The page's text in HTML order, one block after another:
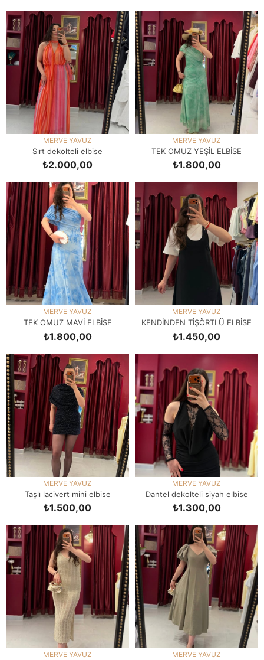
SEPETE EKLE SEPETE EKLE
MERVE YAVUZ
Sırt dekolteli elbise
₺2.000,00
SEPETE EKLE
MERVE YAVUZ
TEK OMUZ YEŞİL ELBİSE
₺1.800,00
SEPETE EKLE
MERVE YAVUZ
TEK OMUZ MAVİ ELBİSE
₺1.800,00
SEPETE EKLE
MERVE YAVUZ
KENDİNDEN TİŞÖRTLÜ ELBİSE
₺1.450,00
SEPETE EKLE
MERVE YAVUZ
Taşlı lacivert mini elbise
₺1.500,00
SEPETE EKLE
MERVE YAVUZ
Dantel dekolteli siyah elbise
₺1.300,00
SEPETE EKLE
MERVE YAVUZ MERVE YAVUZ